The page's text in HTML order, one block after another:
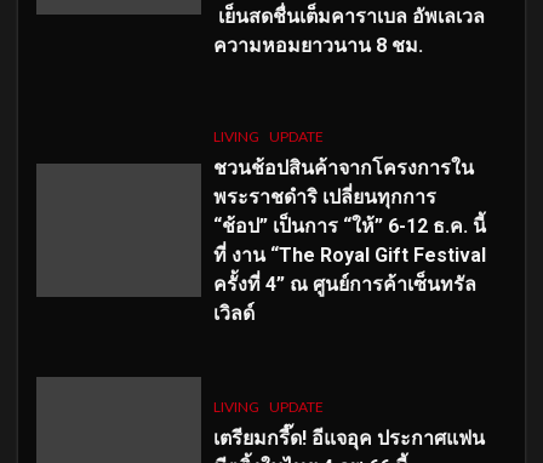
เย็นสดชื่นเต็มคาราเบล อัพเลเวล
ความหอมยาวนาน 8 ชม.
LIVING UPDATE
ชวนช้อปสินค้าจากโครงการใน
พระราชดำริ เปลี่ยนทุกการ
“ช้อป” เป็นการ “ให้” 6-12 ธ.ค. นี้
ที่ งาน “The Royal Gift Festival
ครั้งที่ 4” ณ ศูนย์การค้าเซ็นทรัล
เวิลด์
LIVING UPDATE
เตรียมกรี๊ด! อีแจอุค ประกาศแฟน